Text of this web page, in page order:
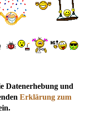
Datenerhebung und
Erklärung zum